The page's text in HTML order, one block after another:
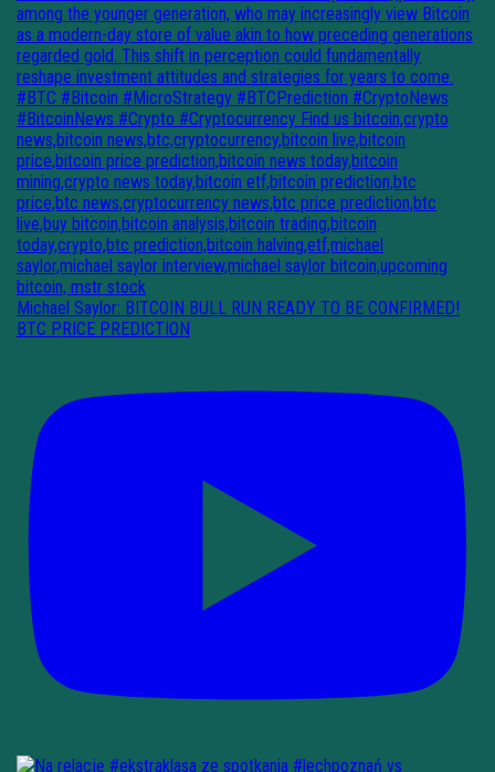
Michael Saylor: BITCOIN BULL RUN READY TO BE CONFIRMED!
BTC PRICE PREDICTION